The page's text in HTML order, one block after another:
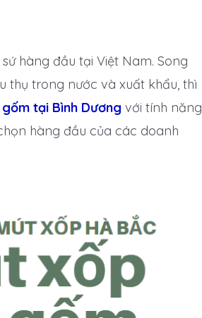
hàng đầu tại Việt Nam. Song
thụ trong nước và xuất khẩu, thì
tại Bình Dương với tính năng
hàng đầu của các doanh